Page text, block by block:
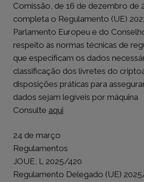
Comissão, de 16 de dezembro de
completa o Regulamento (UE)
Parlamento Europeu e do
respeito às normas técnicas de
que especificam os dados
classificação dos livretes do
disposições práticas para
dados sejam legíveis por máquina
Consulte aqui
24 de março
Regulamentos
JOUE, L 2025/420
Regulamento Delegado (UE)